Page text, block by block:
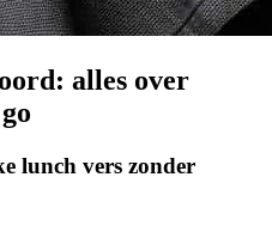
alles over
lunch vers zonder